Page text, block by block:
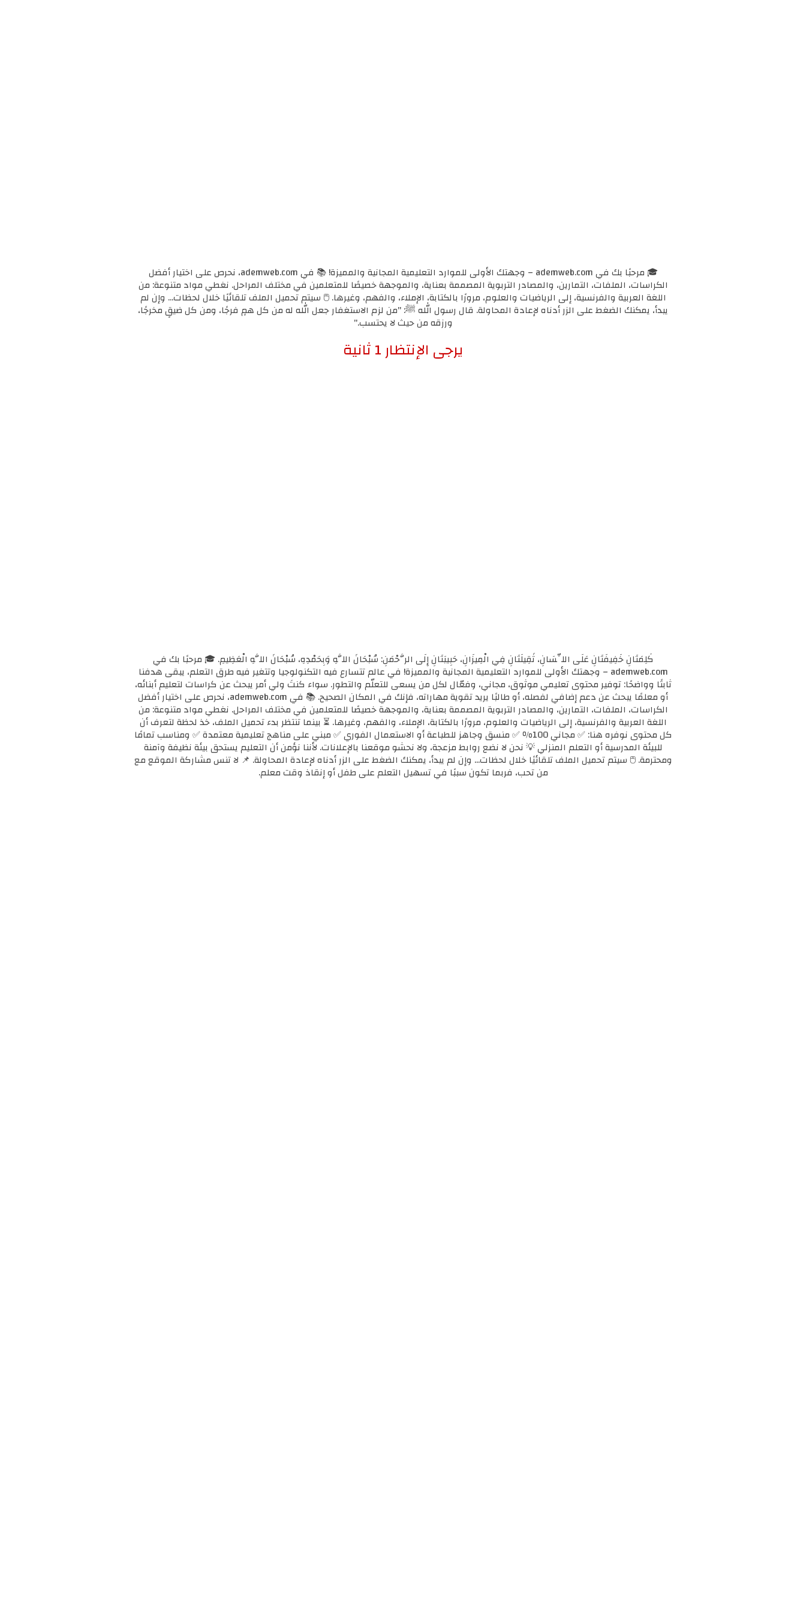
🎓 مرحبًا بك في ademweb.com – وجهتك الأولى للموارد التعليمية المجانية والمميزة! 📚 في ademweb.com، نحرص على اختيار أفضل
الكراسات، الملفات، التمارين، والمصادر التربوية المصممة بعناية، والموجهة خصيصًا للمتعلمين في مختلف المراحل. نغطي مواد متنوعة: من
اللغة العربية والفرنسية، إلى الرياضيات والعلوم، مرورًا بالكتابة، الإملاء، والفهم، وغيرها. 🖱️ سيتم تحميل الملف تلقائيًا خلال لحظات... وإن لم
يبدأ، يمكنك الضغط على الزر أدناه لإعادة المحاولة. قال رسول الله ﷺ: "من لزم الاستغفار جعل الله له من كل همٍ فرجًا، ومن كل ضيقٍ مخرجًا،
ورزقه من حيث لا يحتسب."
كَلِمَتَانِ خَفِيفَتَانِ عَلَى اللِّسَانِ، ثَقِيلَتَانِ فِي الْمِيزَانِ، حَبِيبَتَانِ إِلَى الرَّحْمَنِ: سُبْحَانَ اللَّهِ وَبِحَمْدِهِ، سُبْحَانَ اللَّهِ الْعَظِيمِ. 🎓 مرحبًا بك في
ademweb.com – وجهتك الأولى للموارد التعليمية المجانية والمميزة! في عالم تتسارع فيه التكنولوجيا وتتغير فيه طرق التعلم، يبقى هدفنا
ثابتًا وواضحًا: توفير محتوى تعليمي موثوق، مجاني، وفعّال لكل من يسعى للتعلّم والتطور. سواء كنتَ ولي أمر يبحث عن كراسات لتعليم أبنائه،
أو معلمًا يبحث عن دعم إضافي لفصله، أو طالبًا يريد تقوية مهاراته، فإنك في المكان الصحيح. 📚 في ademweb.com، نحرص على اختيار أفضل
الكراسات، الملفات، التمارين، والمصادر التربوية المصممة بعناية، والموجهة خصيصًا للمتعلمين في مختلف المراحل. نغطي مواد متنوعة: من
اللغة العربية والفرنسية، إلى الرياضيات والعلوم، مرورًا بالكتابة، الإملاء، والفهم، وغيرها. ⏳ بينما تنتظر بدء تحميل الملف، خذ لحظة لتعرف أن
كل محتوى نوفره هنا: ✅ مجاني 100٪ ✅ منسق وجاهز للطباعة أو الاستعمال الفوري ✅ مبني على مناهج تعليمية معتمدة ✅ ومناسب تمامًا
للبيئة المدرسية أو التعلم المنزلي 💡 نحن لا نضع روابط مزعجة، ولا نحشو موقعنا بالإعلانات. لأننا نؤمن أن التعليم يستحق بيئة نظيفة وآمنة
ومحترمة. 🖱️ سيتم تحميل الملف تلقائيًا خلال لحظات... وإن لم يبدأ، يمكنك الضغط على الزر أدناه لإعادة المحاولة. 📌 لا تنس مشاركة الموقع مع